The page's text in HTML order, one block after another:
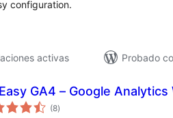
configuration.
activas
Probado
GA4 – Google
(8total
de
)